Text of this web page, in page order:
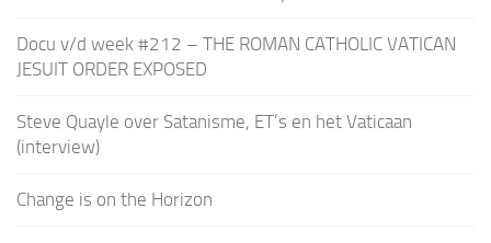
Docu v/d week #212 – THE ROMAN CATHOLIC VATICAN
JESUIT ORDER EXPOSED
Steve Quayle over Satanisme, ET’s en het Vaticaan
(interview)
Change is on the Horizon